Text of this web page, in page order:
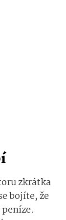
zkrátka
bojíte, že